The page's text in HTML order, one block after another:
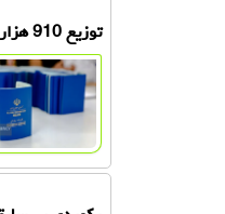
توزیع 910 هزار گذرنامه زیارتی